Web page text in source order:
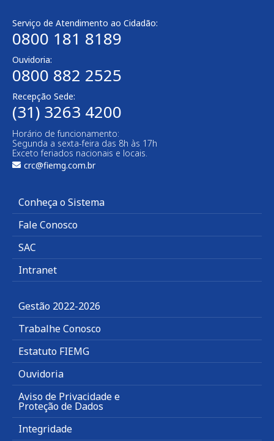
Serviço de Atendimento ao Cidadão:
0800 181 8189
Ouvidoria:
0800 882 2525​
Recepção Sede:
(31) 3263 4200
Horário de funcionamento:
Segunda a sexta-feira das 8h às 17h
Exceto feriados nacionais e locais.
crc@fiemg.com.br
Conheça o Sistema
Fale Conosco
SAC
Intranet
Gestão 2022-2026
Trabalhe Conosco
Estatuto FIEMG
Ouvidoria
Aviso de Privacidade e
Proteção de Dados
Integridade